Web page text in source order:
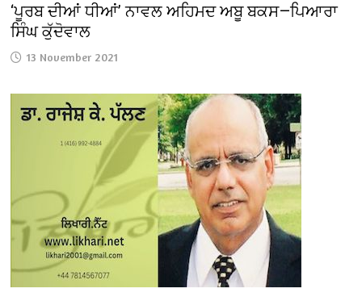
‘ਪੂਰਬ ਦੀਆਂ ਧੀਆਂ’ ਨਾਵਲ ਅਹਿਮਦ ਅਬੂ ਬਕਸ—ਪਿਆਰਾ
ਸਿੰਘ ਕੁੱਦੋਵਾਲ
13 November 2021